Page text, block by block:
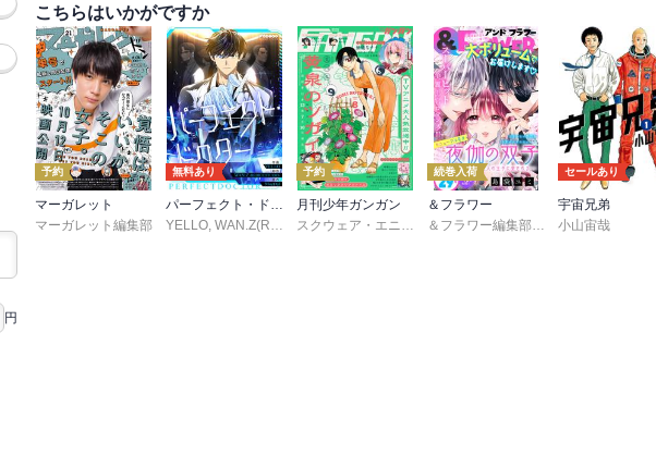
円
こちらはいかがですか
予約
マーガレット
マーガレット編集部
無料あり
パーフェクト・ドクター【タテヨミ】
YELLO, WAN.Z(REDICE STUDIO) , MoeDal REDICE STUDIO
予約
月刊少年ガンガン
スクウェア・エニックス
,matoba,つみきどう ,石原宙,
続巻入荷
＆フラワー
＆フラワー編集部
,島袋ユミ,ましい柚茉
セールあり
宇宙兄弟
小山宙哉